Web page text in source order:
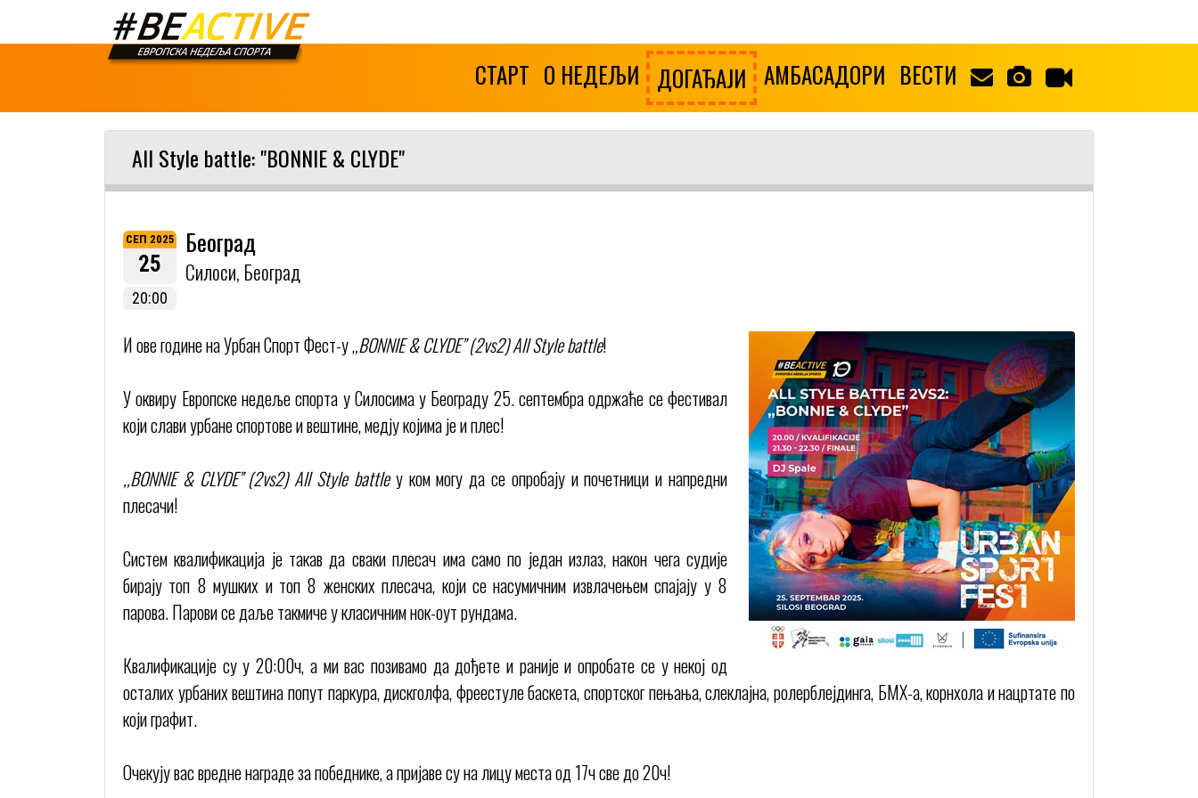
СТАРТ О НЕДЕЉИ ДОГАЂАЈИ АМБАСАДОРИ ВЕСТИ
All Style battle: "BONNIE & CLYDE"
СЕП 2025
25
20:00
Београд
Силоси, Београд
И ове године на Урбан Спорт Фест-у ,,BONNIE & CLYDE” (2vs2) All Style battle!
У оквиру Европске недеље спорта у Силосима у Београду 25. септембра одржаће се фестивал
који слави урбане спортове и вештине, медју којима је и плес!
,,BONNIE & CLYDE” (2vs2) All Style battleу ком могу да се опробају и почетници и напредни
плесачи!
Систем квалификација је такав да сваки плесач има само по један излаз, након чега судије
бирају топ 8 мушких и топ 8 женских плесача, који се насумичним извлачењем спајају у 8
парова. Парови се даље такмиче у класичним нок-оут рундама.
Квалификације су у 20:00ч, а ми вас позивамо да дођете и раније и опробате се у некој од
осталих урбаних вештина попут паркура, дискголфа, фреестyле баскета, спортског пењања, слеклајна, ролерблејдинга, БМX-а, корнхола и нацртате по
који графит.
Очекују вас вредне награде за победнике, а пријаве су на лицу места од 17ч све до 20ч!